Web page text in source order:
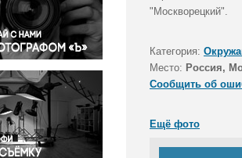
и конфликты
жизнь
и бизнес
"Москворецкий".
Категория:
Место: Россия,
Сообщить об
Ещё фото